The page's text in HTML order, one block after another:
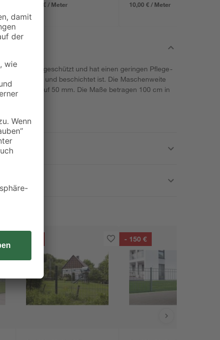
14,66 € / Meter 10,00 € / Meter
Einflüssen geschützt und hat einen geringen Pflege-
und beschichtet ist. Die Maschenweite
horizontal auf 50 mm. Die Maße betragen 100 cm in
- 150 €